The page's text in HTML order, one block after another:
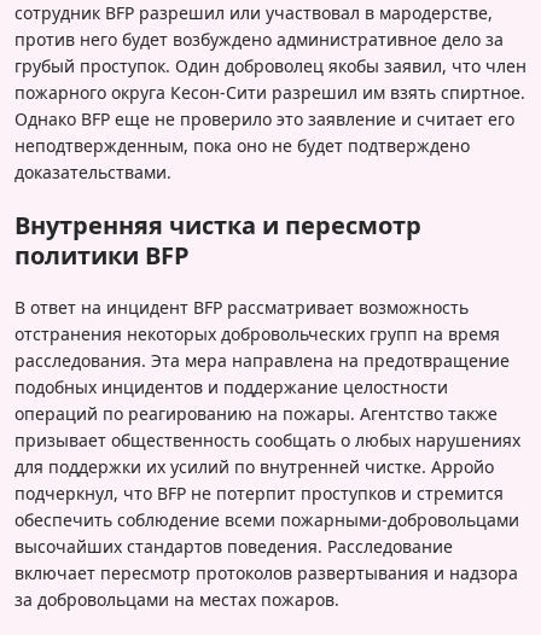
сотрудник BFP разрешил или участвовал в мародерстве,
против него будет возбуждено административное дело за
грубый проступок. Один доброволец якобы заявил, что член
пожарного округа Кесон-Сити разрешил им взять спиртное.
Однако BFP еще не проверило это заявление и считает его
неподтвержденным, пока оно не будет подтверждено
доказательствами.
Внутренняя чистка и пересмотр
политики BFP
В ответ на инцидент BFP рассматривает возможность
отстранения некоторых добровольческих групп на время
расследования. Эта мера направлена на предотвращение
подобных инцидентов и поддержание целостности
операций по реагированию на пожары. Агентство также
призывает общественность сообщать о любых нарушениях
для поддержки их усилий по внутренней чистке. Арройо
подчеркнул, что BFP не потерпит проступков и стремится
обеспечить соблюдение всеми пожарными-добровольцами
высочайших стандартов поведения. Расследование
включает пересмотр протоколов развертывания и надзора
за добровольцами на местах пожаров.